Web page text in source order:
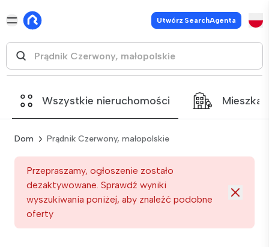
Utwórz SearchAgenta
Wszystkie nieruchomości
Dom Prądnik Czerwony, małopolskie
Przepraszamy, ogłoszenie zostało
dezaktywowane. Sprawdź wyniki
wyszukiwania poniżej, aby znaleźć podobne
oferty